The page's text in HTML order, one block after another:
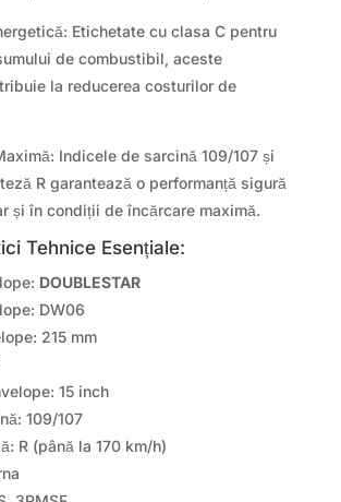
Etichetate cu clasa C pentru
de combustibil, aceste
la reducerea costurilor de
Indicele de sarcină 109/107 și
R garantează o performanță sigură
și în condiții de încărcare maximă.
Tehnice Esențiale:
DOUBLESTAR
DW06
215 mm
15 inch
109/107
R (până la 170 km/h)